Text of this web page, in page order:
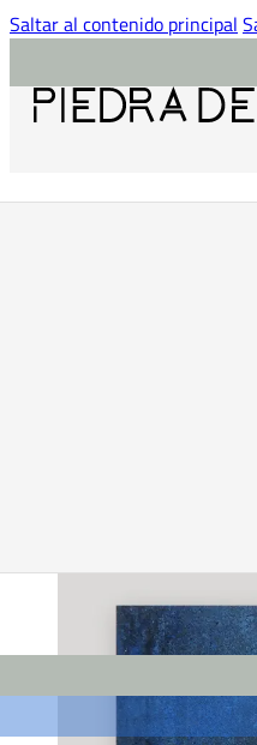
Saltar al contenido principal